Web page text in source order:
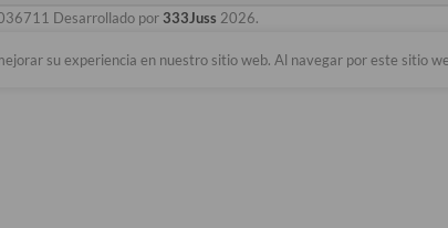
Desarrollado por 333Juss 2026.
su experiencia en nuestro sitio web. Al navegar por este sitio